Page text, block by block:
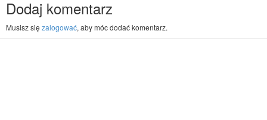
Dodaj komentarz
Musisz się zalogować, aby móc dodać komentarz.